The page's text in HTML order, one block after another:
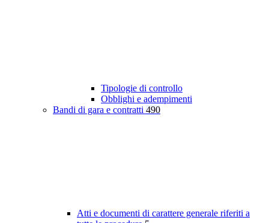
Tipologie di controllo
Obblighi e adempimenti
Bandi di gara e contratti 490
Atti e documenti di carattere generale riferiti a